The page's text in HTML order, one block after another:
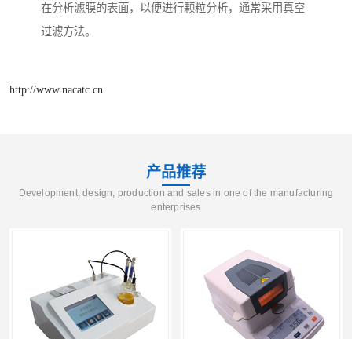
在分析滤膜的表面，以便进行颗粒分析，通常采用真空
过滤方法。
http://www.nacatc.cn
产品推荐
Development, design, production and sales in one of the manufacturing
enterprises